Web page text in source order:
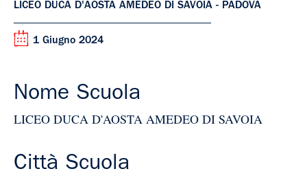
LICEO DUCA D'AOSTA AMEDEO DI SAVOIA - PADOVA
1 Giugno 2024
Nome Scuola
LICEO DUCA D'AOSTA AMEDEO DI SAVOIA
Città Scuola